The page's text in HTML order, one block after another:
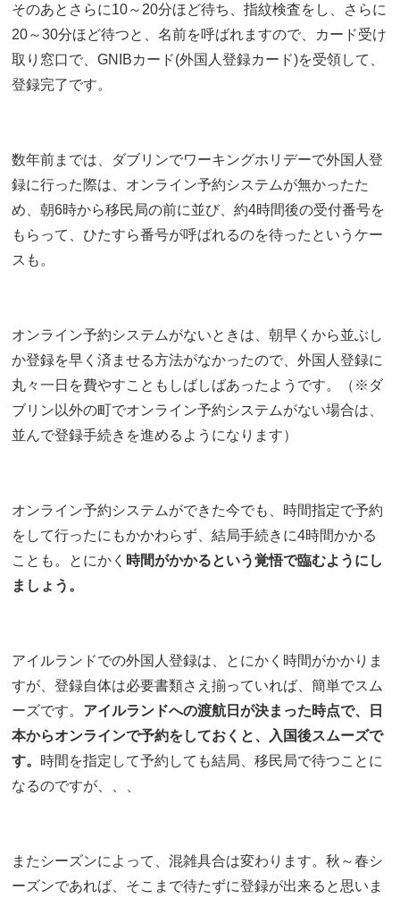
そのあとさらに10～20分ほど待ち、指紋検査をし、さらに
20～30分ほど待つと、名前を呼ばれますので、カード受け
取り窓口で、GNIBカード(外国人登録カード)を受領して、
登録完了です。
数年前までは、ダブリンでワーキングホリデーで外国人登
録に行った際は、オンライン予約システムが無かったた
め、朝6時から移民局の前に並び、約4時間後の受付番号を
もらって、ひたすら番号が呼ばれるのを待ったというケー
スも。
オンライン予約システムがないときは、朝早くから並ぶし
か登録を早く済ませる方法がなかったので、外国人登録に
丸々一日を費やすこともしばしばあったようです。（※ダ
ブリン以外の町でオンライン予約システムがない場合は、
並んで登録手続きを進めるようになります）
オンライン予約システムができた今でも、時間指定で予約
をして行ったにもかかわらず、結局手続きに4時間かかる
ことも。とにかく 時間がかかるという覚悟で臨むようにし
ましょう。
アイルランドでの外国人登録は、とにかく時間がかかりま
すが、登録自体は必要書類さえ揃っていれば、簡単でスム
ーズです。 アイルランドへの渡航日が決まった時点で、日
本からオンラインで予約をしておくと、入国後スムーズで
す。 時間を指定して予約しても結局、移民局で待つことに
なるのですが、、、
またシーズンによって、混雑具合は変わります。秋～春シ
ーズンであれば、そこまで待たずに登録が出来ると思いま